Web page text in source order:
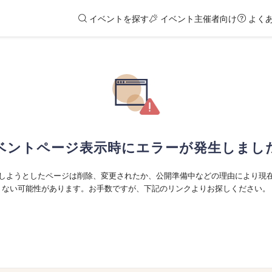
イベントを探す イベント主催者向け よく
ントページ表示時にエラーが発生しまし
ようとしたページは削除、変更されたか、公開準備中などの理由により現
ない可能性があります。お手数ですが、下記のリンクよりお探しください。